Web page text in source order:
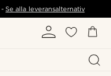
-Se alla leveransalternativ